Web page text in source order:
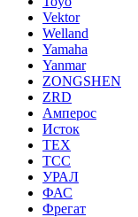
Vektor
Welland
Yamaha
Yanmar
ZONGSHEN
ZRD
Амперос
Исток
ТЕХ
ТСС
УРАЛ
ФАС
Фрегат